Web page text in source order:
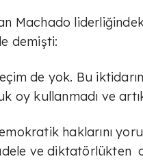
Machado
demişti:
de yok. Bu
oy kullanmadı ve
haklarını
ve diktatörlükten